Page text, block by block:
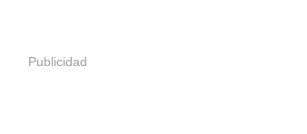
Publicidad